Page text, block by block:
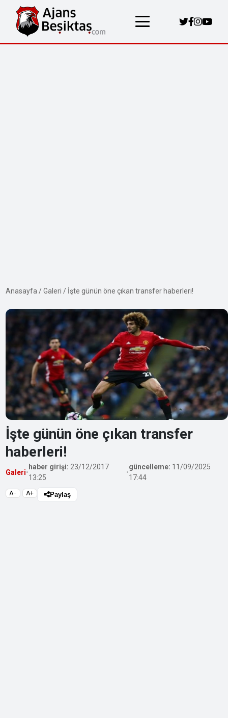
Anasayfa /Galeri / İşte günün öne çıkan transfer haberleri!
İşte günün öne çıkan transfer
haberleri!
Galeri•
haber girişi: 23/12/2017
13:25
•
güncelleme: 11/09/2025
17:44
A− A+ Paylaş